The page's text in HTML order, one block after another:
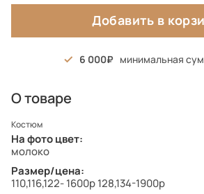
Добавить в
6 000 минимальная
О товаре
Костюм
На фото цвет:
молоко
Размер/цена:
110,116,122- 1600р 128,134-1900р